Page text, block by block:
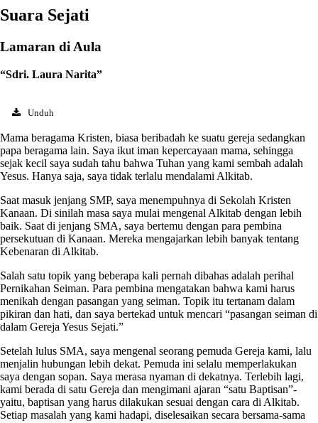
Suara Sejati
Lamaran di Aula
“Sdri. Laura Narita”
Unduh
Mama beragama Kristen, biasa beribadah ke suatu gereja sedangkan
papa beragama lain. Saya ikut iman kepercayaan mama, sehingga
sejak kecil saya sudah tahu bahwa Tuhan yang kami sembah adalah
Yesus. Hanya saja, saya tidak terlalu mendalami Alkitab.
Saat masuk jenjang SMP, saya menempuhnya di Sekolah Kristen
Kanaan. Di sinilah masa saya mulai mengenal Alkitab dengan lebih
baik. Saat di jenjang SMA, saya bertemu dengan para pembina
persekutuan di Kanaan. Mereka mengajarkan lebih banyak tentang
Kebenaran di Alkitab.
Salah satu topik yang beberapa kali pernah dibahas adalah perihal
Pernikahan Seiman. Para pembina mengatakan bahwa kami harus
menikah dengan pasangan yang seiman. Topik itu tertanam dalam
pikiran dan hati, dan saya bertekad untuk mencari “pasangan seiman di
dalam Gereja Yesus Sejati.”
Setelah lulus SMA, saya mengenal seorang pemuda Gereja kami, lalu
menjalin hubungan lebih dekat. Pemuda ini selalu memperlakukan
saya dengan sopan. Saya merasa nyaman di dekatnya. Terlebih lagi,
kami berada di satu Gereja dan mengimani ajaran “satu Baptisan”-
yaitu, baptisan yang harus dilakukan sesuai dengan cara di Alkitab.
Setiap masalah yang kami hadapi, diselesaikan secara bersama-sama